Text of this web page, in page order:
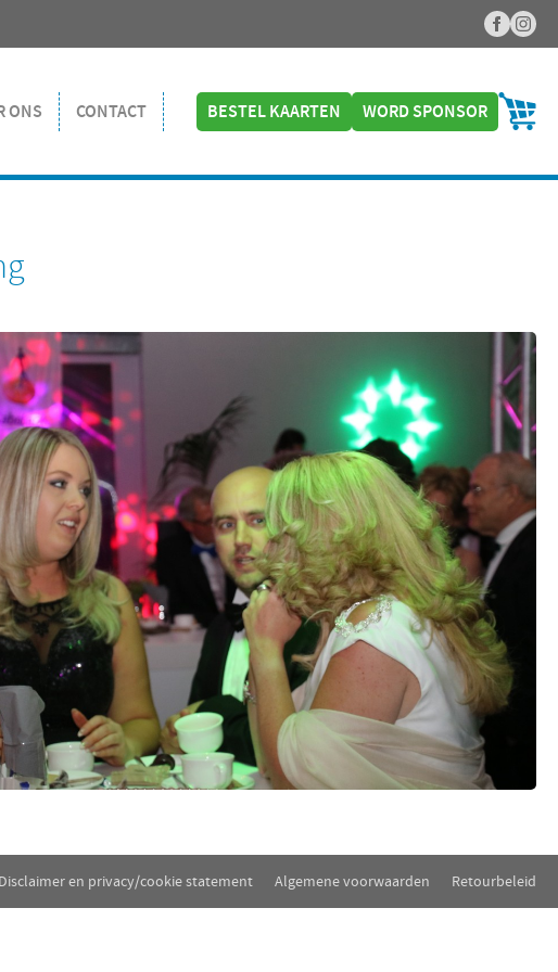
ONS CONTACT BESTEL KAARTEN WORD SPONSOR
Disclaimer en privacy/cookie statement Algemene voorwaarden Retourbeleid